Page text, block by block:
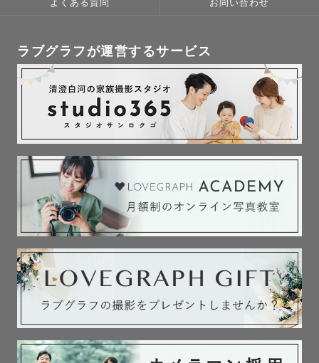
ごせる空気づくり。
「初めての出張撮影で不安…」
「子供が人見知りで大丈夫かな？」
そんな声もよくいただきますが、遊びながら自然な笑顔を
引き出すのが得意です𓅯
また、北海道ボールパークFビレッジ（エスコンフィール
ド）での撮影も多数経験しています。
家族写真や記念撮影はもちろん、イベントや法人様向けの
撮影も対応可能です。
「温かさ」と「しっかり感」の両方を大切に、シーンに合
わせて撮影いたします。
安心して任せていただけるように、最後まで寄り添いなが
ら素敵な一枚をお届けします🌙
―――
よくある質問 お問い合わせ
ラブグラフが運営するサービス